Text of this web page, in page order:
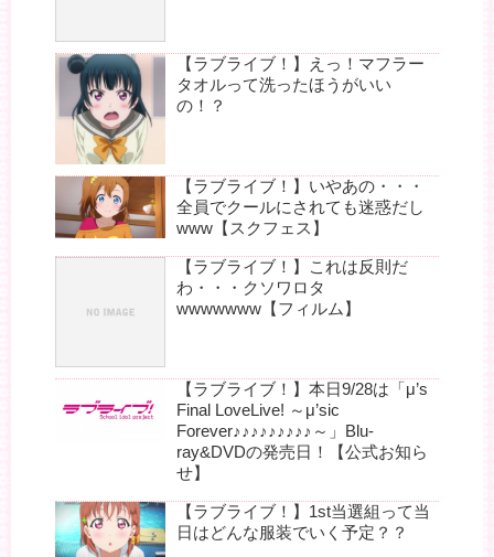
【ラブライブ！】えっ！マフラー
タオルって洗ったほうがいい
の！？
【ラブライブ！】いやあの・・・
全員でクールにされても迷惑だし
www【スクフェス】
【ラブライブ！】これは反則だ
わ・・・クソワロタ
wwwwwww【フィルム】
【ラブライブ！】本日9/28は「μ’s
Final LoveLive! ～μ’sic
Forever♪♪♪♪♪♪♪♪♪～」Blu-
ray&DVDの発売日！【公式お知ら
せ】
【ラブライブ！】1st当選組って当
日はどんな服装でいく予定？？